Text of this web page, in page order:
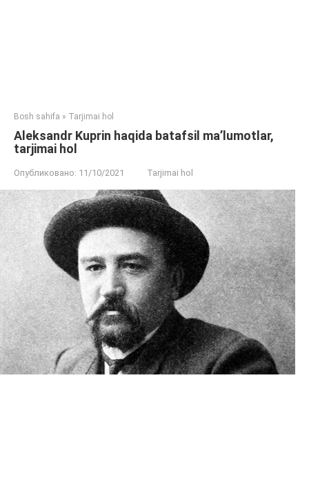
Bosh sahifa » Tarjimai hol
Aleksandr Kuprin haqida batafsil ma’lumotlar,
tarjimai hol
Опубликовано: 11/10/2021 Tarjimai hol